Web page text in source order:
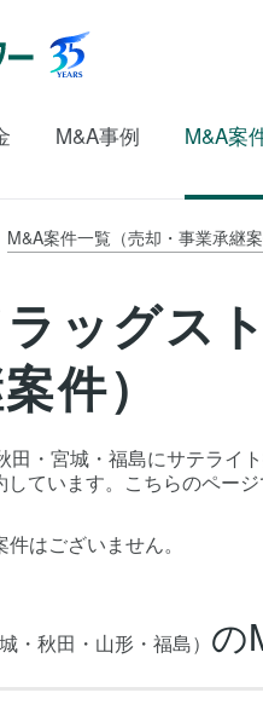
M&A事例 M&A案
M&A案件一覧（売却・事業承継案
ッグス
件）
田・宮城・福島にサテラ
ています。こちらのペー
はございません。
・秋田・山形・福島） の